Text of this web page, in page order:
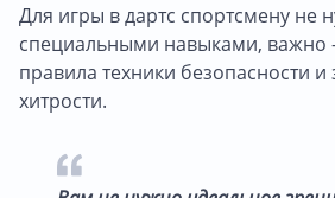
Для игры в дартс спортсмену не
специальными навыками, важно
правила техники безопасности и
хитрости.